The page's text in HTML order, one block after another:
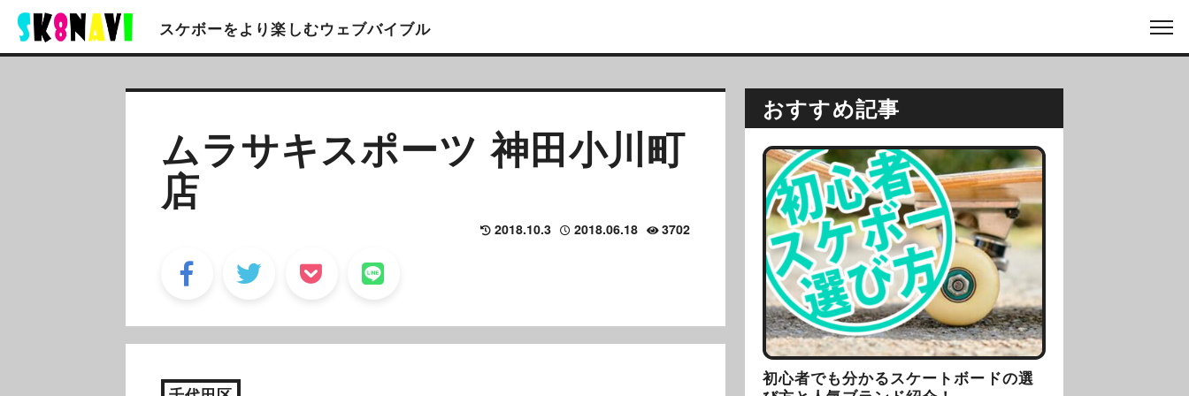
スケボーをより楽しむウェブバイブル
ムラサキスポーツ 神田小川町
店
3702
2018.06.18
2018.10.3
おすすめ記事
初心者でも分かるスケートボードの選